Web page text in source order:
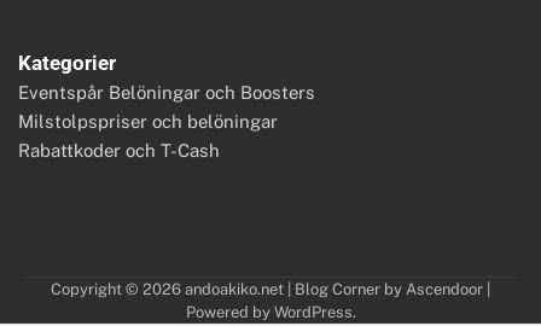
Kategorier
Eventspår Belöningar och Boosters
Milstolpspriser och belöningar
Rabattkoder och T-Cash
Copyright © 2026 andoakiko.net | Blog Corner by Ascendoor
Powered by WordPress.